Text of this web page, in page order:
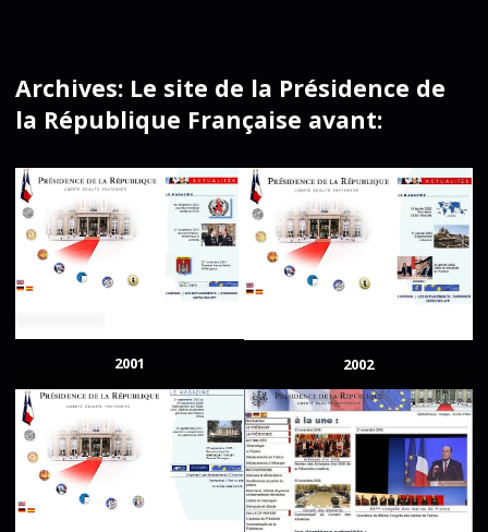
Archives: Le site de la Présidence de
la République Française avant:
2001 2002